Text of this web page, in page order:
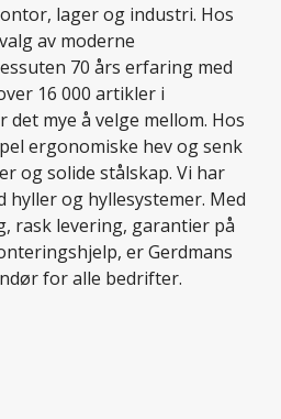
lager og industri. Hos
av moderne
70 års erfaring med
16 000 artikler i
mye å velge mellom. Hos
ergonomiske hev og senk
og solide stålskap. Vi har
hyller og hyllesystemer. Med
rask levering, garantier på
er Gerdmans
for alle bedrifter.